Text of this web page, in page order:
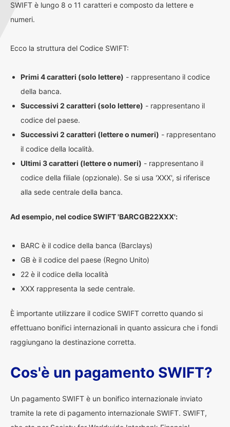
SWIFT è lungo 8 o 11 caratteri e composto da lettere e
numeri.
Ecco la struttura del Codice SWIFT:
Primi 4 caratteri (solo lettere) - rappresentano il codice
della banca.
Successivi 2 caratteri (solo lettere) - rappresentano il
codice del paese.
Successivi 2 caratteri (lettere o numeri) - rappresentano
il codice della località.
Ultimi 3 caratteri (lettere o numeri) - rappresentano il
codice della filiale (opzionale). Se si usa 'XXX', si riferisce
alla sede centrale della banca.
Ad esempio, nel codice SWIFT 'BARCGB22XXX':
BARC è il codice della banca (Barclays)
GB è il codice del paese (Regno Unito)
22 è il codice della località
XXX rappresenta la sede centrale.
È importante utilizzare il codice SWIFT corretto quando si
effettuano bonifici internazionali in quanto assicura che i fondi
raggiungano la destinazione corretta.
Cos'è un pagamento SWIFT?
Un pagamento SWIFT è un bonifico internazionale inviato
tramite la rete di pagamento internazionale SWIFT. SWIFT,